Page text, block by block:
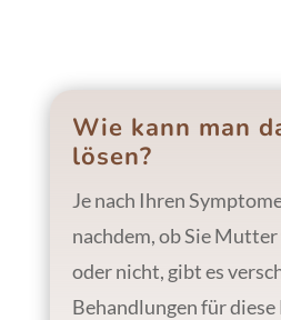
Wie kann man
lösen?
Je nach Ihren
nachdem, ob Sie
oder nicht, gibt es
Behandlungen für